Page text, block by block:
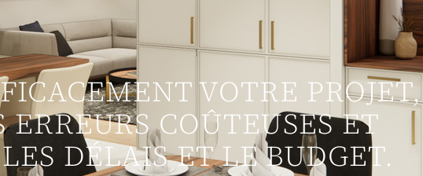
VOTRE PROJET,
ERREURS COÛTEUSES ET
DÉLAIS ET LE BUDGET.